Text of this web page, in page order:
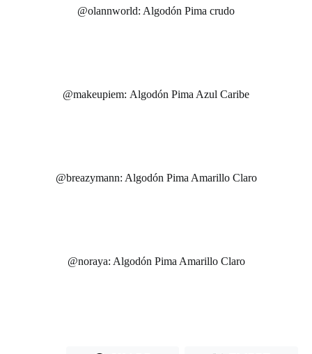
@olannworld: Algodón Pima crudo
@makeupiem: Algodón Pima Azul Caribe
@breazymann: Algodón Pima Amarillo Claro
@noraya: Algodón Pima Amarillo Claro